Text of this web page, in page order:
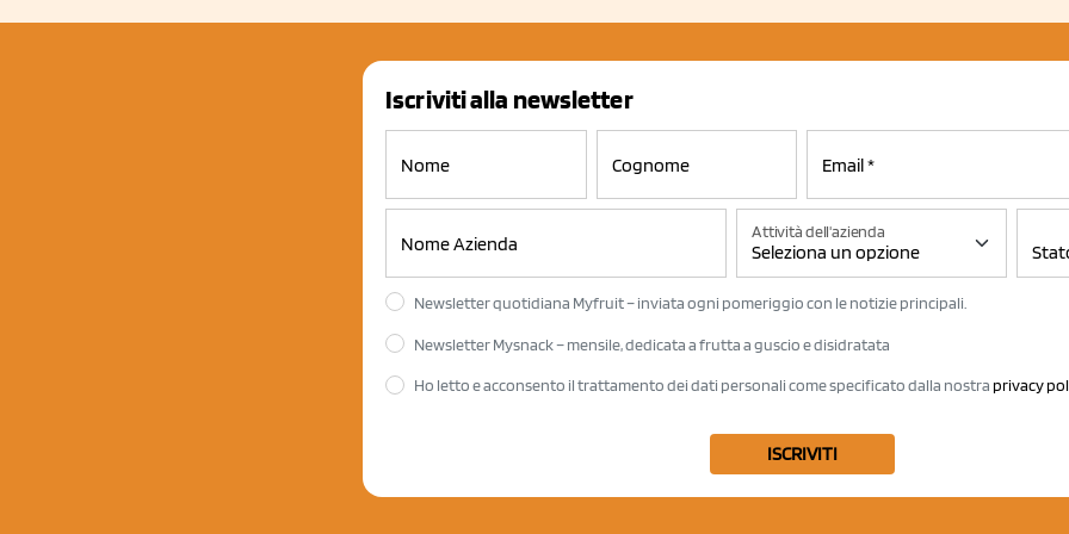
Iscriviti alla newsletter
Attività dell'azienda
Newsletter quotidiana Myfruit – inviata ogni pomeriggio con le notizie principali.
Newsletter Mysnack – mensile, dedicata a frutta a guscio e disidratata
Ho letto e acconsento il trattamento dei dati personali come specificato dalla nostra privacy
ISCRIVITI